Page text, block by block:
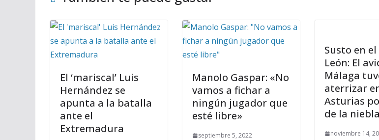
El ‘mariscal’ Luis
Hernández se
apunta a la batalla
ante el
Extremadura
Manolo Gaspar: «No
vamos a fichar a
ningún jugador que
esté libre»
septiembre 5, 2022
Susto en
León: El
Málaga
aterrizar
Asturias
de la niebla
noviembre 14,